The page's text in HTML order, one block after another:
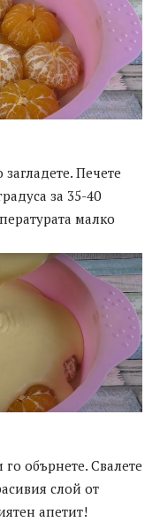
Печете
за 35-40
малко
обърнете. Свалете
слой от
апетит!